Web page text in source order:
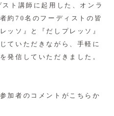
ト講師に起用した、オンラ
約70名のフーディストの皆
ッソ』と『だしプレッソ』
ていただきながら、手軽に
発信していただきました。
加者のコメントがこちらか